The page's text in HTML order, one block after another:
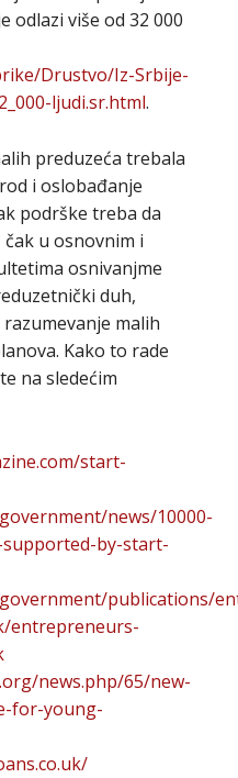
odlazi više od 32 000
Drustvo/Iz-Srbije-
ljudi.sr.html.
preduzeća trebala
i oslobađanje
podrške treba da
u osnovnim i
osnivanjme
duh,
malih
Kako to rade
na sledećim
start-
news/10000-
by-start-
publications/
entrepreneurs-
news.php/65/new-
for-young-